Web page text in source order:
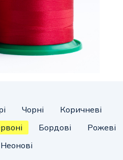
Чорні
Коричневі
Бордові
Рожеві
Неонові